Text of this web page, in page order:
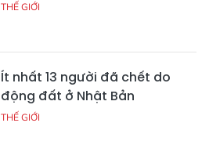
THẾ GIỚI
Ít nhất 13 người đã chết do
động đất ở Nhật Bản
THẾ GIỚI